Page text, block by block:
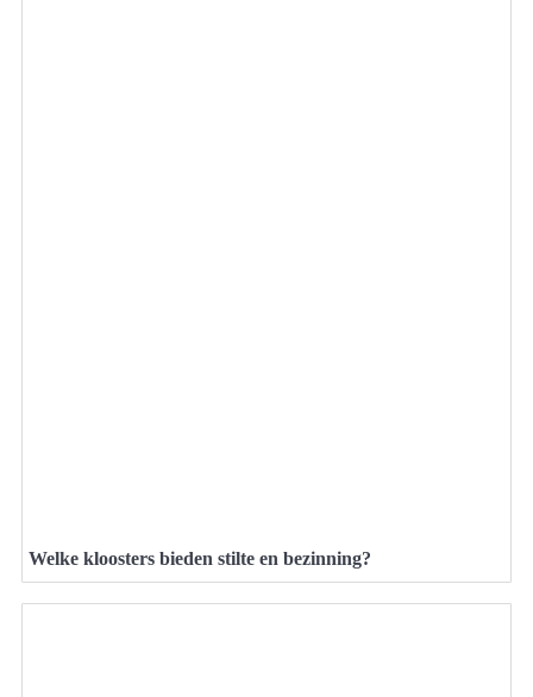
Welke kloosters bieden stilte en bezinning?